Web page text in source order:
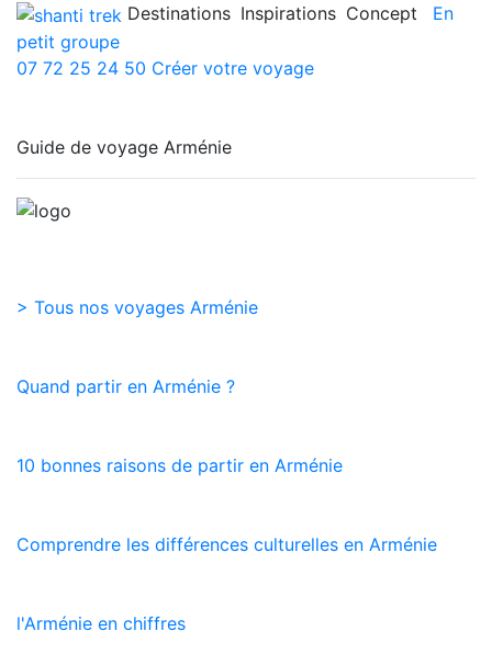
Destinations Inspirations Concept
En
petit groupe
07 72 25 24 50 Créer votre voyage
Guide de voyage Arménie
> Tous nos voyages Arménie
Quand partir en Arménie ?
10 bonnes raisons de partir en Arménie
Comprendre les différences culturelles en Arménie
l'Arménie en chiffres